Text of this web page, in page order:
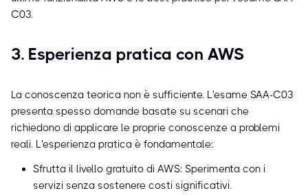
C03.
3. Esperienza pratica con AWS
La conoscenza teorica non è sufficiente. L'esame SAA-C03
presenta spesso domande basate su scenari che
richiedono di applicare le proprie conoscenze a problemi
reali. L'esperienza pratica è fondamentale:
Sfrutta il livello gratuito di AWS: Sperimenta con i
servizi senza sostenere costi significativi.